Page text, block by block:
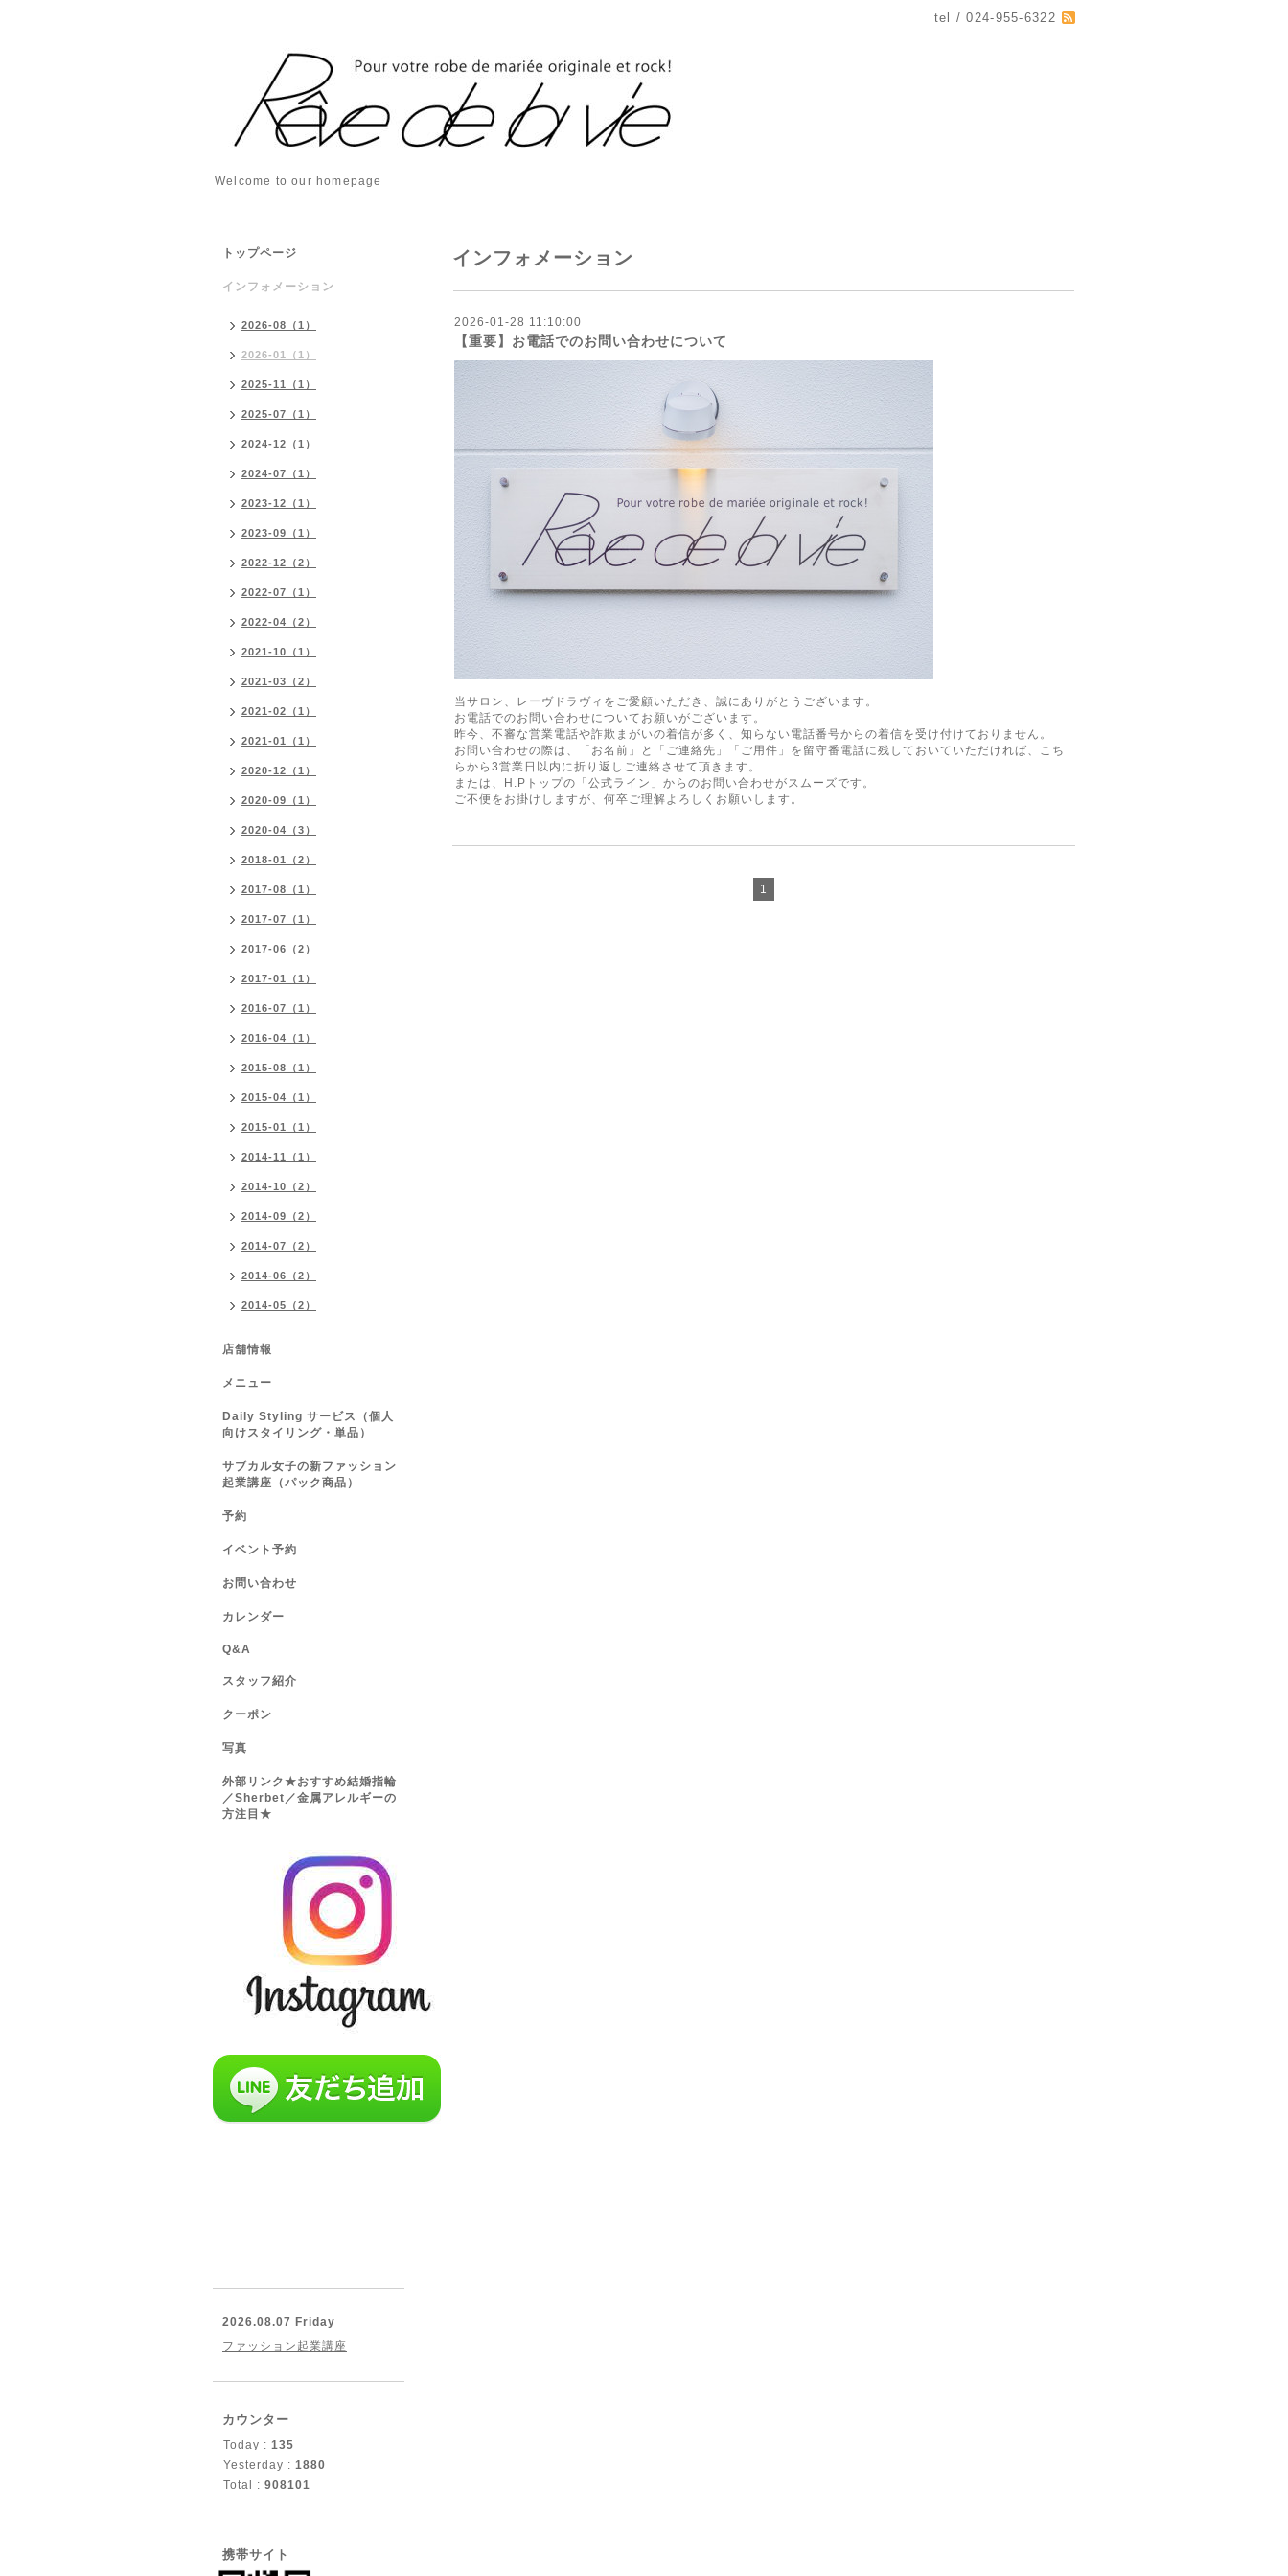
tel / 024-955-6322
Welcome to our homepage
インフォメーション
2026-01-28 11:10:00
【重要】お電話でのお問い合わせについて
当サロン、レーヴドラヴィをご愛顧いただき、誠にありがとうございます。
お電話でのお問い合わせについてお願いがございます。
昨今、不審な営業電話や詐欺まがいの着信が多く、知らない電話番号からの着信を受け付けておりません。
お問い合わせの際は、「お名前」と「ご連絡先」「ご用件」を留守番電話に残しておいていただければ、こち
らから3営業日以内に折り返しご連絡させて頂きます。
または、H.Pトップの「公式ライン」からのお問い合わせがスムーズです。
ご不便をお掛けしますが、何卒ご理解よろしくお願いします。
1
トップページ
インフォメーション
2026-08（1）
2026-01（1）
2025-11（1）
2025-07（1）
2024-12（1）
2024-07（1）
2023-12（1）
2023-09（1）
2022-12（2）
2022-07（1）
2022-04（2）
2021-10（1）
2021-03（2）
2021-02（1）
2021-01（1）
2020-12（1）
2020-09（1）
2020-04（3）
2018-01（2）
2017-08（1）
2017-07（1）
2017-06（2）
2017-01（1）
2016-07（1）
2016-04（1）
2015-08（1）
2015-04（1）
2015-01（1）
2014-11（1）
2014-10（2）
2014-09（2）
2014-07（2）
2014-06（2）
2014-05（2）
店舗情報
メニュー
Daily Styling サービス（個人
向けスタイリング・単品）
サブカル女子の新ファッション
起業講座（パック商品）
予約
イベント予約
お問い合わせ
カレンダー
Q&A
スタッフ紹介
クーポン
写真
外部リンク★おすすめ結婚指輪
／Sherbet／金属アレルギーの
方注目★
2026.08.07 Friday
ファッション起業講座
カウンター
Today : 135
Yesterday : 1880
Total : 908101
携帯サイト